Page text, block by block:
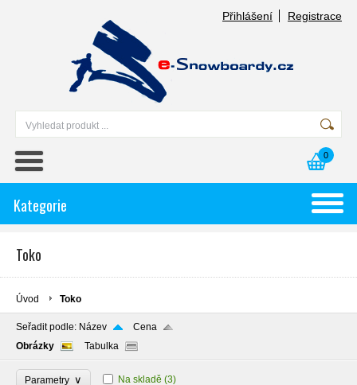
Přihlášení Registrace
0
Kategorie
Toko
Úvod Toko
Seřadit podle: Název
Cena
Obrázky
Tabulka
Parametry ∨ Na skladě (3)